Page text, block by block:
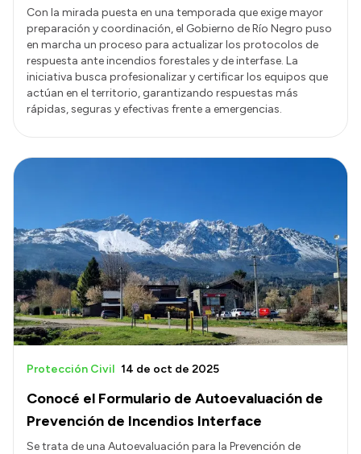
Con la mirada puesta en una temporada que exige mayor
preparación y coordinación, el Gobierno de Río Negro puso
en marcha un proceso para actualizar los protocolos de
respuesta ante incendios forestales y de interfase. La
iniciativa busca profesionalizar y certificar los equipos que
actúan en el territorio, garantizando respuestas más
rápidas, seguras y efectivas frente a emergencias.
Conocé el Formulario de Autoevaluación de
Prevención de Incendios Interface
Protección Civil 14 de oct de 2025
Se trata de una Autoevaluación para la Prevención de